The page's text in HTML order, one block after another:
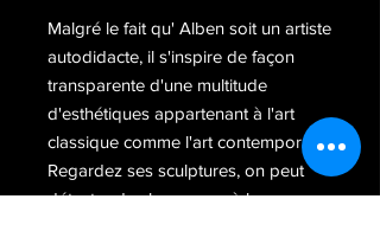
Malgré le fait qu' Alben soit un artiste
autodidacte, il s'inspire de façon
transparente d'une multitude
d'esthétiques appartenant à l'art
classique comme l'art contemporain.
Regardez ses sculptures, on peut
détecter des hommage à la